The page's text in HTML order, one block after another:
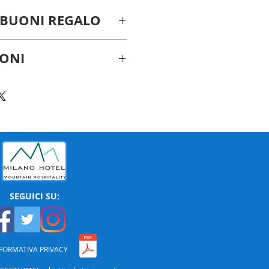
VALIDITÀ DEI BUONI REGALO
come di consueto.
vigenti anti-Covid19,
SEGUICI SU:
PRIVACY